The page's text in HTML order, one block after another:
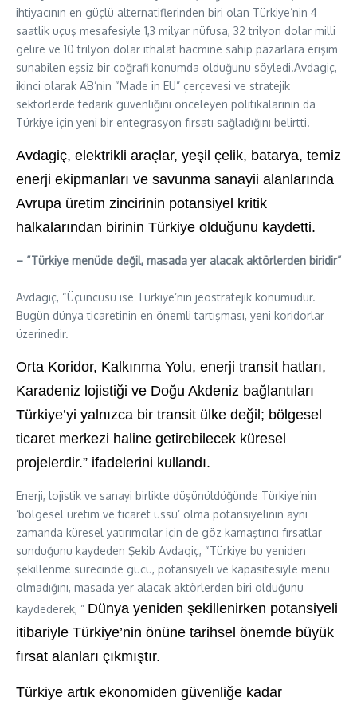
ihtiyacının en güçlü alternatiflerinden biri olan Türkiye’nin 4
saatlik uçuş mesafesiyle 1,3 milyar nüfusa, 32 trilyon dolar milli
gelire ve 10 trilyon dolar ithalat hacmine sahip pazarlara erişim
sunabilen eşsiz bir coğrafi konumda olduğunu söyledi.Avdagiç,
ikinci olarak AB’nin “Made in EU” çerçevesi ve stratejik
sektörlerde tedarik güvenliğini önceleyen politikalarının da
Türkiye için yeni bir entegrasyon fırsatı sağladığını belirtti.
Avdagiç, elektrikli araçlar, yeşil çelik, batarya, temiz
enerji ekipmanları ve savunma sanayii alanlarında
Avrupa üretim zincirinin potansiyel kritik
halkalarından birinin Türkiye olduğunu kaydetti.
– “Türkiye menüde değil, masada yer alacak aktörlerden biridir”
Avdagiç, “Üçüncüsü ise Türkiye’nin jeostratejik konumudur.
Bugün dünya ticaretinin en önemli tartışması, yeni koridorlar
üzerinedir.
Orta Koridor, Kalkınma Yolu, enerji transit hatları,
Karadeniz lojistiği ve Doğu Akdeniz bağlantıları
Türkiye’yi yalnızca bir transit ülke değil; bölgesel
ticaret merkezi haline getirebilecek küresel
projelerdir.” ifadelerini kullandı.
Enerji, lojistik ve sanayi birlikte düşünüldüğünde Türkiye’nin
‘bölgesel üretim ve ticaret üssü’ olma potansiyelinin aynı
zamanda küresel yatırımcılar için de göz kamaştırıcı fırsatlar
sunduğunu kaydeden Şekib Avdagiç, “Türkiye bu yeniden
şekillenme sürecinde gücü, potansiyeli ve kapasitesiyle menü
olmadığını, masada yer alacak aktörlerden biri olduğunu
kaydederek, ” Dünya yeniden şekillenirken potansiyeli
itibariyle Türkiye’nin önüne tarihsel önemde büyük
fırsat alanları çıkmıştır.
Türkiye artık ekonomiden güvenliğe kadar